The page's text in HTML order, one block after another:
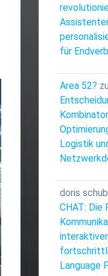
für
Area 52? zu
Logistik
doris
CHAT: Die
Language